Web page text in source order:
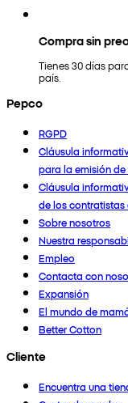
Compra sin
Tienes 30 días
país.
Pepco
RGPD
Cláusula
para la emisión
Cláusula
de los contratistas
Sobre nosotros
Nuestra
Empleo
Contacta con
Expansión
El mundo de
Better Cotton
Cliente
Encuentra una